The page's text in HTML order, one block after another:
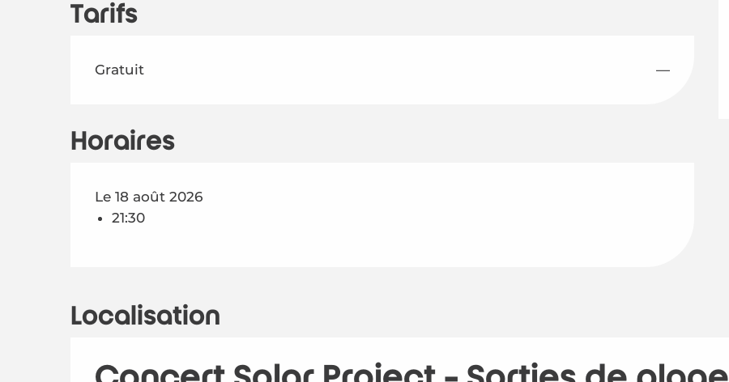
Tarifs
Gratuit —
Horaires
Le 18 août 2026
21:30
Localisation